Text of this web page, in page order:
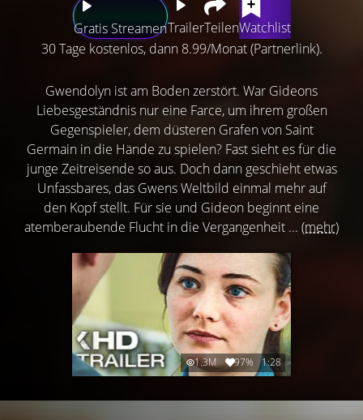
Gratis StreamenTrailerTeilenWatchlist
30 Tage kostenlos, dann 8.99/Monat (Partnerlink).
Gwendolyn ist am Boden zerstört. War Gideons
Liebesgeständnis nur eine Farce, um ihrem großen
Gegenspieler, dem düsteren Grafen von Saint
Germain in die Hände zu spielen? Fast sieht es für die
junge Zeitreisende so aus. Doch dann geschieht etwas
Unfassbares, das Gwens Weltbild einmal mehr auf
den Kopf stellt. Für sie und Gideon beginnt eine
atemberaubende Flucht in die Vergangenheit ... (mehr)
1.3M 97% 1:28